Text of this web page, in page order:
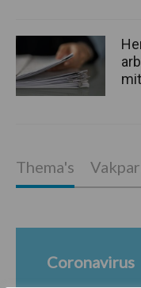
Thema's
Coronavirus